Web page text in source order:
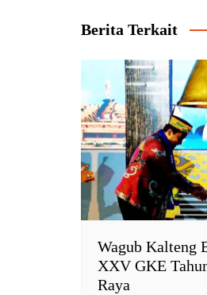
p
p
o
k
r
i
n
d
l
y
Berita Terkait
Wagub Kalteng
XXV GKE
Raya